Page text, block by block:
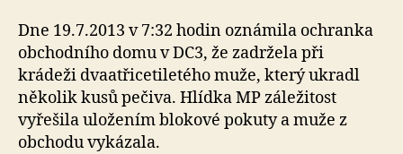
Dne 19.7.2013 v 7:32 hodin oznámila ochranka
obchodního domu v DC3, že zadržela při
krádeži dvaatřicetiletého muže, který ukradl
několik kusů pečiva. Hlídka MP záležitost
vyřešila uložením blokové pokuty a muže z
obchodu vykázala.